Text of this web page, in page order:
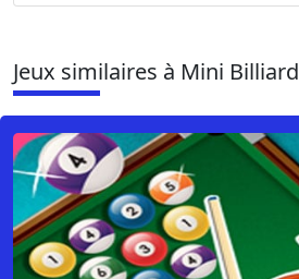
Jeux similaires à Mini Billiard